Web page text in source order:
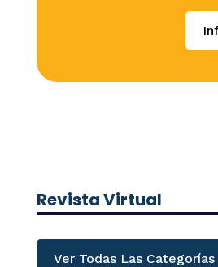
Revista Virtual
Ver Todas Las Categorías